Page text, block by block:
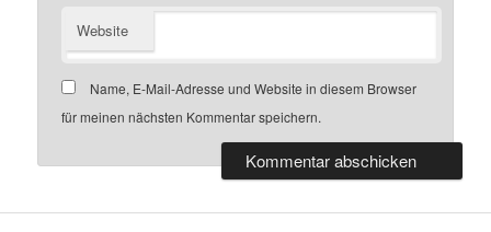
Website
Name, E-Mail-Adresse und Website in diesem Browser
für meinen nächsten Kommentar speichern.